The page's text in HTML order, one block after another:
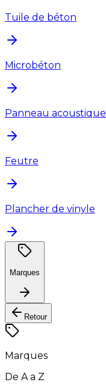
Tuile de béton
Microbéton
Panneau acoustique
Feutre
Plancher de vinyle
Marques
Retour
Marques
De A a Z